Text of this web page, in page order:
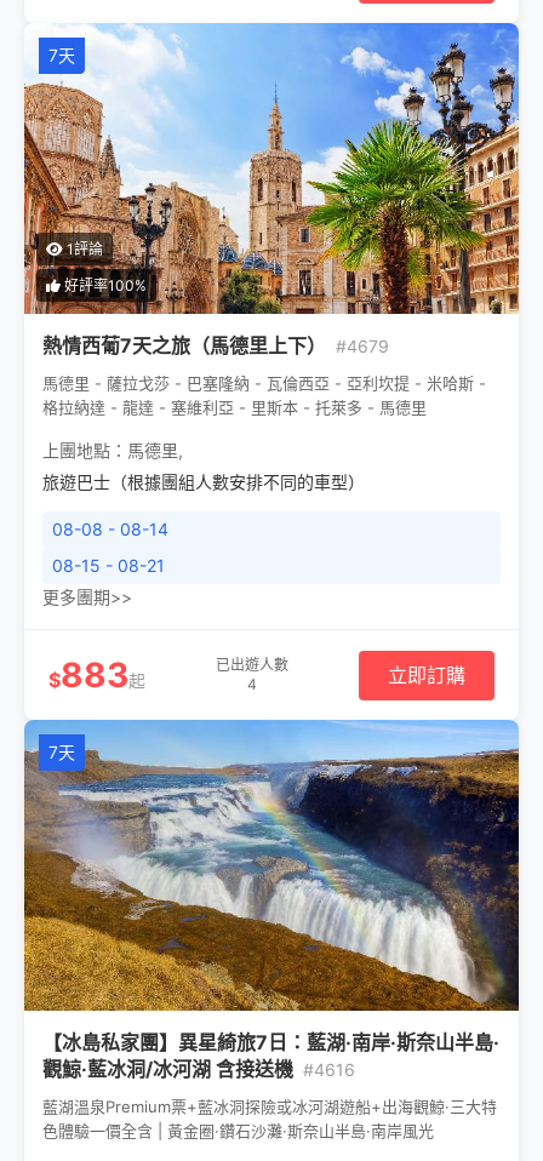
7天
1評論
好評率100%
熱情西葡7天之旅（馬德里上下） #4679
馬德里 - 薩拉戈莎 - 巴塞隆納 - 瓦倫西亞 - 亞利坎提 - 米哈斯 -
格拉納達 - 龍達 - 塞維利亞 - 里斯本 - 托萊多 - 馬德里
上團地點： 馬德里,
旅遊巴士（根據團組人數安排不同的車型）
08-08 - 08-14
08-15 - 08-21
更多團期>>
$883起
已出遊人數
4
立即訂購
7天
【冰島私家團】異星綺旅7日：藍湖·南岸·斯奈山半島·
觀鯨·藍冰洞/冰河湖 含接送機 #4616
藍湖溫泉Premium票+藍冰洞探險或冰河湖遊船+出海觀鯨·三大特
色體驗一價全含 | 黃金圈·鑽石沙灘·斯奈山半島·南岸風光